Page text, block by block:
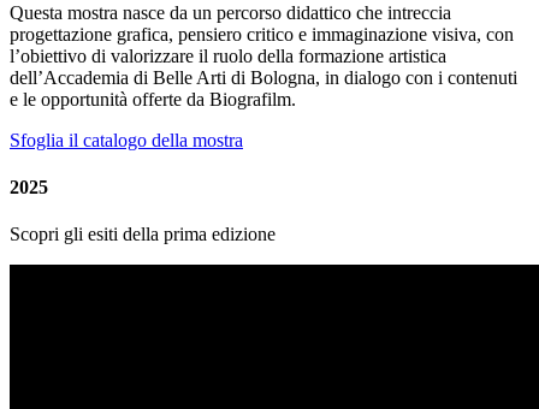
Questa mostra nasce da un percorso didattico che intreccia
progettazione grafica, pensiero critico e immaginazione visiva, con
l’obiettivo di valorizzare il ruolo della formazione artistica
dell’Accademia di Belle Arti di Bologna, in dialogo con i contenuti
e le opportunità offerte da Biografilm.
Sfoglia il catalogo della mostra
2025
Scopri gli esiti della prima edizione